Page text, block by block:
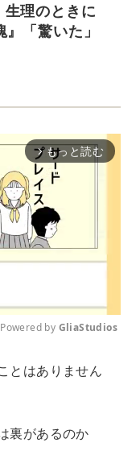
生理のときに
「驚いた」
arrow_forward_ios もっと読む
u
Powered by GliaStudios
とはありません
裏があるのか